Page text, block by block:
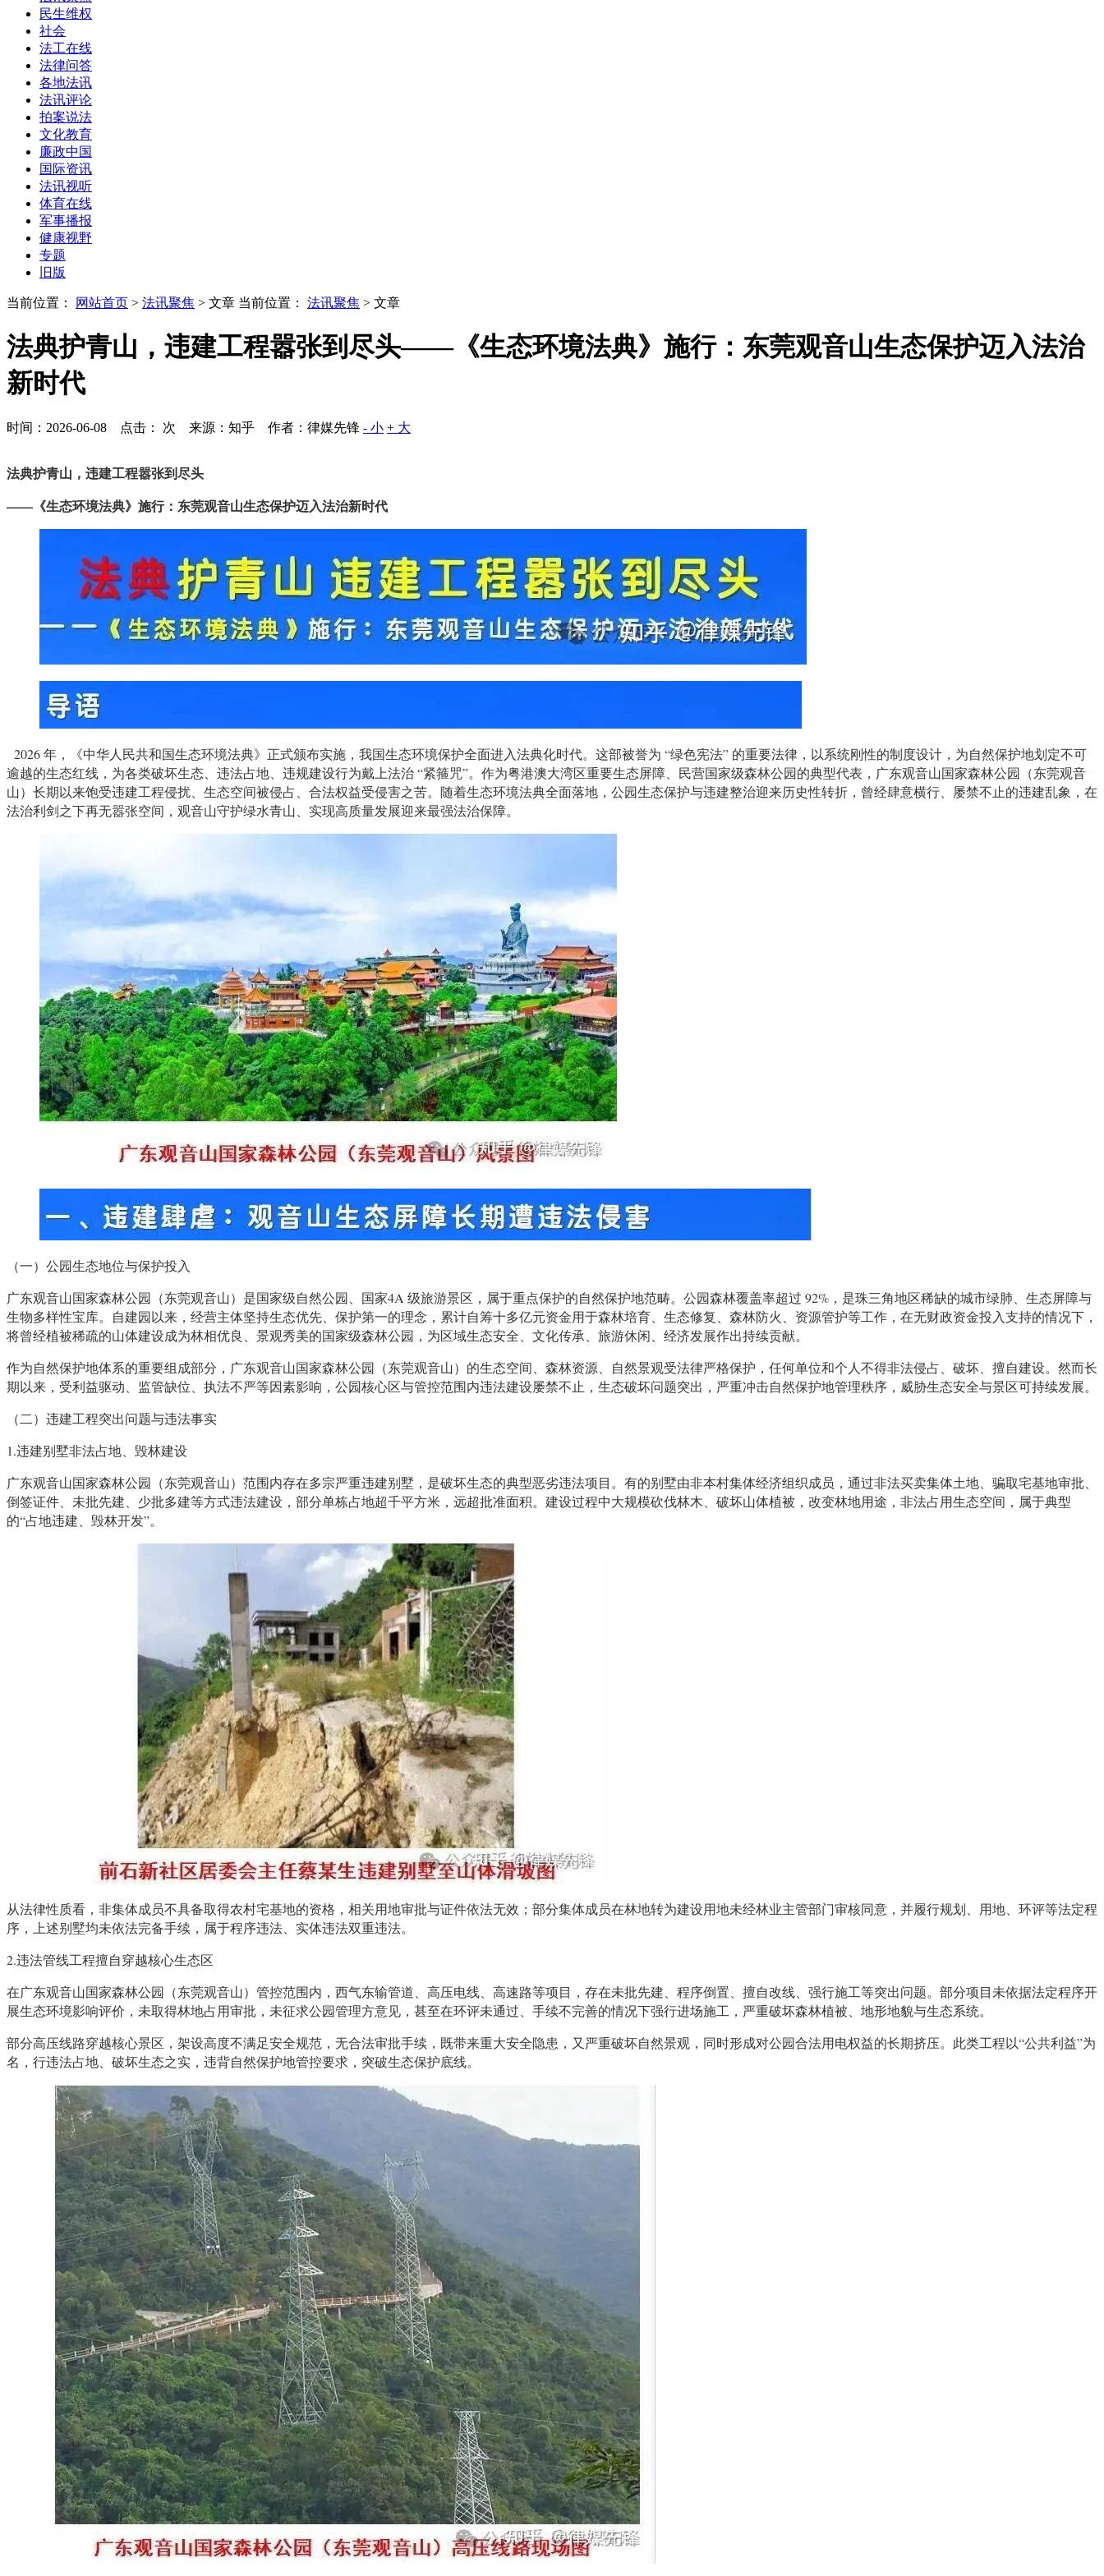
民生维权
社会
法工在线
法律问答
各地法讯
法讯评论
拍案说法
文化教育
廉政中国
国际资讯
法讯视听
体育在线
军事播报
健康视野
专题
旧版
当前位置： 网站首页 > 法讯聚焦 > 文章 当前位置： 法讯聚焦 > 文章
法典护青山，违建工程嚣张到尽头——《生态环境法典》施行：东莞观音山生态保护迈入法治
新时代
时间：2026-06-08 点击： 次 来源：知乎 作者：律媒先锋 - 小 + 大
法典护青山，违建工程嚣张到尽头
——《生态环境法典》施行：东莞观音山生态保护迈入法治新时代
2026 年，《中华人民共和国生态环境法典》正式颁布实施，我国生态环境保护全面进入法典化时代。这部被誉为 “绿色宪法” 的重要法律，以系统刚性的制度设计，为自然保护地划定不可
逾越的生态红线，为各类破坏生态、违法占地、违规建设行为戴上法治 “紧箍咒”。作为粤港澳大湾区重要生态屏障、民营国家级森林公园的典型代表，广东观音山国家森林公园（东莞观音
山）长期以来饱受违建工程侵扰、生态空间被侵占、合法权益受侵害之苦。随着生态环境法典全面落地，公园生态保护与违建整治迎来历史性转折，曾经肆意横行、屡禁不止的违建乱象，在
法治利剑之下再无嚣张空间，观音山守护绿水青山、实现高质量发展迎来最强法治保障。
（一）公园生态地位与保护投入
广东观音山国家森林公园（东莞观音山）是国家级自然公园、国家4A 级旅游景区，属于重点保护的自然保护地范畴。公园森林覆盖率超过 92%，是珠三角地区稀缺的城市绿肺、生态屏障与
生物多样性宝库。自建园以来，经营主体坚持生态优先、保护第一的理念，累计自筹十多亿元资金用于森林培育、生态修复、森林防火、资源管护等工作，在无财政资金投入支持的情况下，
将曾经植被稀疏的山体建设成为林相优良、景观秀美的国家级森林公园，为区域生态安全、文化传承、旅游休闲、经济发展作出持续贡献。
作为自然保护地体系的重要组成部分，广东观音山国家森林公园（东莞观音山）的生态空间、森林资源、自然景观受法律严格保护，任何单位和个人不得非法侵占、破坏、擅自建设。然而长
期以来，受利益驱动、监管缺位、执法不严等因素影响，公园核心区与管控范围内违法建设屡禁不止，生态破坏问题突出，严重冲击自然保护地管理秩序，威胁生态安全与景区可持续发展。
（二）违建工程突出问题与违法事实
1.违建别墅非法占地、毁林建设
广东观音山国家森林公园（东莞观音山）范围内存在多宗严重违建别墅，是破坏生态的典型恶劣违法项目。有的别墅由非本村集体经济组织成员，通过非法买卖集体土地、骗取宅基地审批、
倒签证件、未批先建、少批多建等方式违法建设，部分单栋占地超千平方米，远超批准面积。建设过程中大规模砍伐林木、破坏山体植被，改变林地用途，非法占用生态空间，属于典型
的“占地违建、毁林开发”。
从法律性质看，非集体成员不具备取得农村宅基地的资格，相关用地审批与证件依法无效；部分集体成员在林地转为建设用地未经林业主管部门审核同意，并履行规划、用地、环评等法定程
序，上述别墅均未依法完备手续，属于程序违法、实体违法双重违法。
2.违法管线工程擅自穿越核心生态区
在广东观音山国家森林公园（东莞观音山）管控范围内，西气东输管道、高压电线、高速路等项目，存在未批先建、程序倒置、擅自改线、强行施工等突出问题。部分项目未依据法定程序开
展生态环境影响评价，未取得林地占用审批，未征求公园管理方意见，甚至在环评未通过、手续不完善的情况下强行进场施工，严重破坏森林植被、地形地貌与生态系统。
部分高压线路穿越核心景区，架设高度不满足安全规范，无合法审批手续，既带来重大安全隐患，又严重破坏自然景观，同时形成对公园合法用电权益的长期挤压。此类工程以“公共利益”为
名，行违法占地、破坏生态之实，违背自然保护地管控要求，突破生态保护底线。